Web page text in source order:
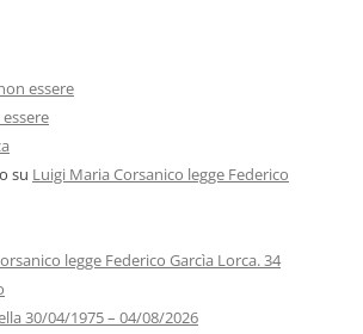
essere
su Luigi Maria Corsanico legge Federico
legge Federico Garcìa Lorca. 34
30/04/1975 – 04/08/2026